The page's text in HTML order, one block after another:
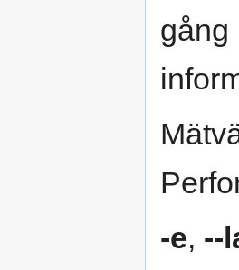
gång
-e, --